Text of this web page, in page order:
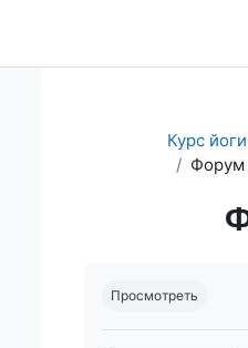
Курс
Форум
Просмотреть